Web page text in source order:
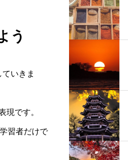
う
いきま
現です。
習者だけで